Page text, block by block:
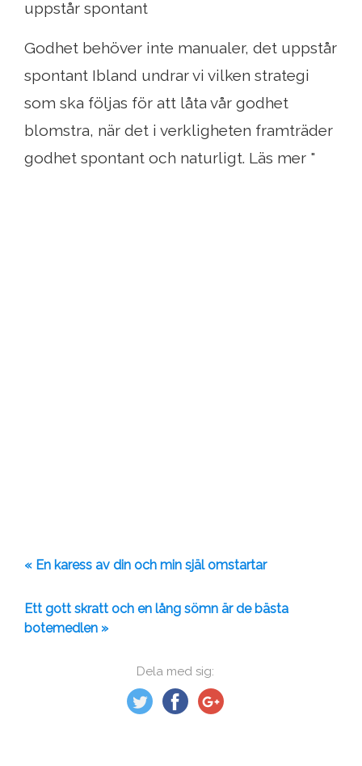
Dela med sig:
Godhet behöver inte manualer, det uppstår
spontant Ibland undrar vi vilken strategi
som ska följas för att låta vår godhet
blomstra, när det i verkligheten framträder
godhet spontant och naturligt. Läs mer "
« En karess av din och min själ omstartar
Ett gott skratt och en lång sömn är de bästa
botemedlen »